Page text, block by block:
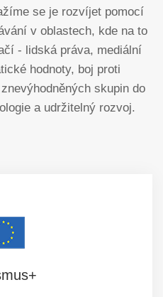
se je rozvíjet pomocí
v oblastech, kde na to
- lidská práva, mediální
hodnoty, boj proti
skupin do
a udržitelný rozvoj.